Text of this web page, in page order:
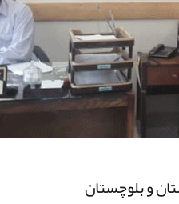
و بلوچستان